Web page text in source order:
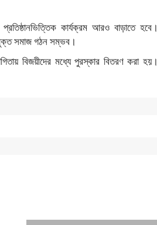
কার্যক্রম আরও বাড়াতে হবে।
সমাজ গঠন সম্ভব।
বিজয়ীদের মধ্যে পুরস্কার বিতরণ করা হয়।